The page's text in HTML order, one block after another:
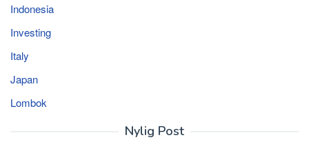
Indonesia
Investing
Italy
Japan
Lombok
Nylig Post